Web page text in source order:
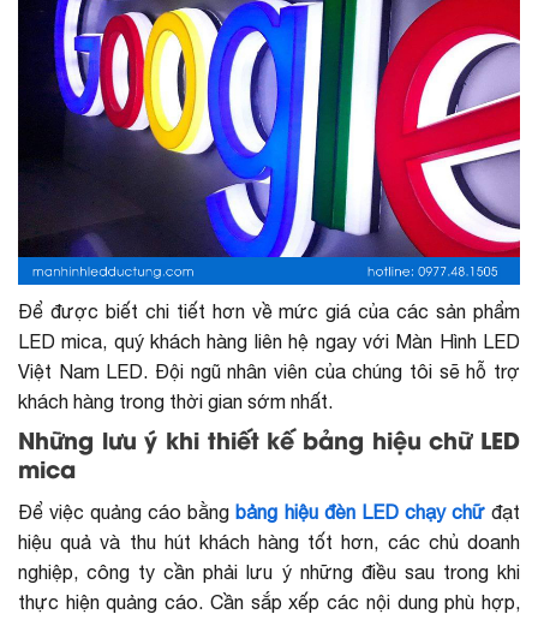
Để được biết chi tiết hơn về mức giá của các sản phẩm
LED mica, quý khách hàng liên hệ ngay với Màn Hình LED
Việt Nam LED. Đội ngũ nhân viên của chúng tôi sẽ hỗ trợ
khách hàng trong thời gian sớm nhất.
Những lưu ý khi thiết kế bảng hiệu chữ LED
mica
Để việc quảng cáo bằng bảng hiệu đèn LED chạy chữđạt
hiệu quả và thu hút khách hàng tốt hơn, các chủ doanh
nghiệp, công ty cần phải lưu ý những điều sau trong khi
thực hiện quảng cáo. Cần sắp xếp các nội dung phù hợp,